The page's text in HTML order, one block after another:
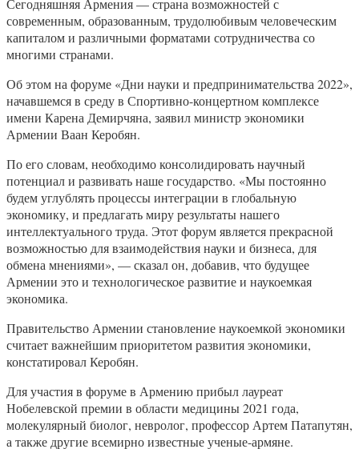
Сегодняшняя Армения — страна возможностей с
современным, образованным, трудолюбивым человеческим
капиталом и различными форматами сотрудничества со
многими странами.
Об этом на форуме «Дни науки и предпринимательства 2022»,
начавшемся в среду в Спортивно-концертном комплексе
имени Карена Демирчяна, заявил министр экономики
Армении Ваан Керобян.
По его словам, необходимо консолидировать научный
потенциал и развивать наше государство. «Мы постоянно
будем углублять процессы интеграции в глобальную
экономику, и предлагать миру результаты нашего
интеллектуального труда. Этот форум является прекрасной
возможностью для взаимодействия науки и бизнеса, для
обмена мнениями», — сказал он, добавив, что будущее
Армении это и технологическое развитие и наукоемкая
экономика.
Правительство Армении становление наукоемкой экономики
считает важнейшим приоритетом развития экономики,
констатировал Керобян.
Для участия в форуме в Армению прибыл лауреат
Нобелевской премии в области медицины 2021 года,
молекулярный биолог, невролог, профессор Артем Патапутян,
а также другие всемирно известные ученые-армяне.